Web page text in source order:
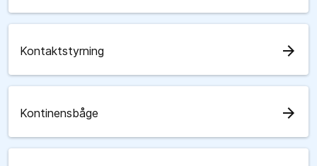
Kontaktstyrning arrow_forward
Kontinensbåge arrow_forward